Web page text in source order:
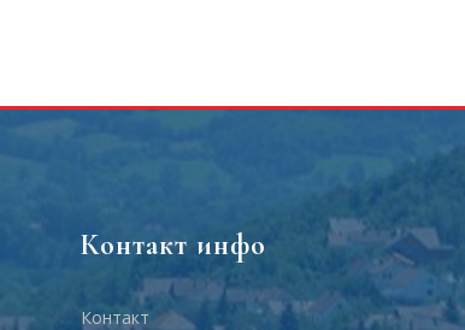
Контакт инфо
Контакт